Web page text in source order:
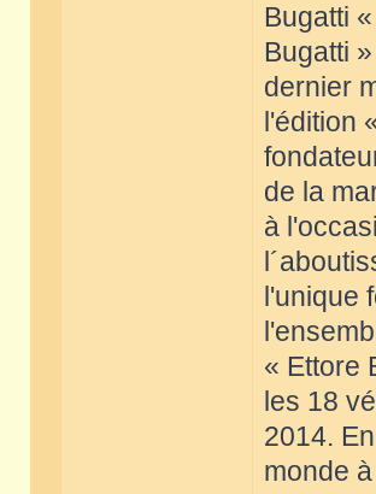
Bugatti
Bugatti
dernier
l'édition
de la
à
l'unique
« Ettore
les 18
2014.
monde à